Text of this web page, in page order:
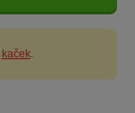
kaček.